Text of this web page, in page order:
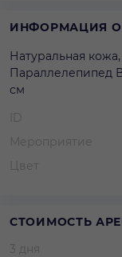
ИНФОРМАЦИЯ
Натуральная
Параллелепипед
см
ID
Мероприятие
Цвет
СТОИМОСТЬ
3 дня